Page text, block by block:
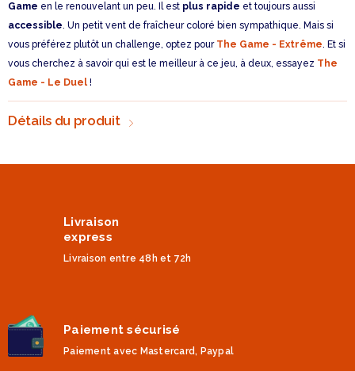
Game en le renouvelant un peu. Il est plus rapide et toujours aussi
accessible. Un petit vent de fraîcheur coloré bien sympathique. Mais si
vous préférez plutôt un challenge, optez pour The Game - Extrême. Et si
vous cherchez à savoir qui est le meilleur à ce jeu, à deux, essayez The
Game - Le Duel !
Détails du produit
Livraison
express
Livraison entre 48h et 72h
Paiement sécurisé
Paiement avec Mastercard, Paypal